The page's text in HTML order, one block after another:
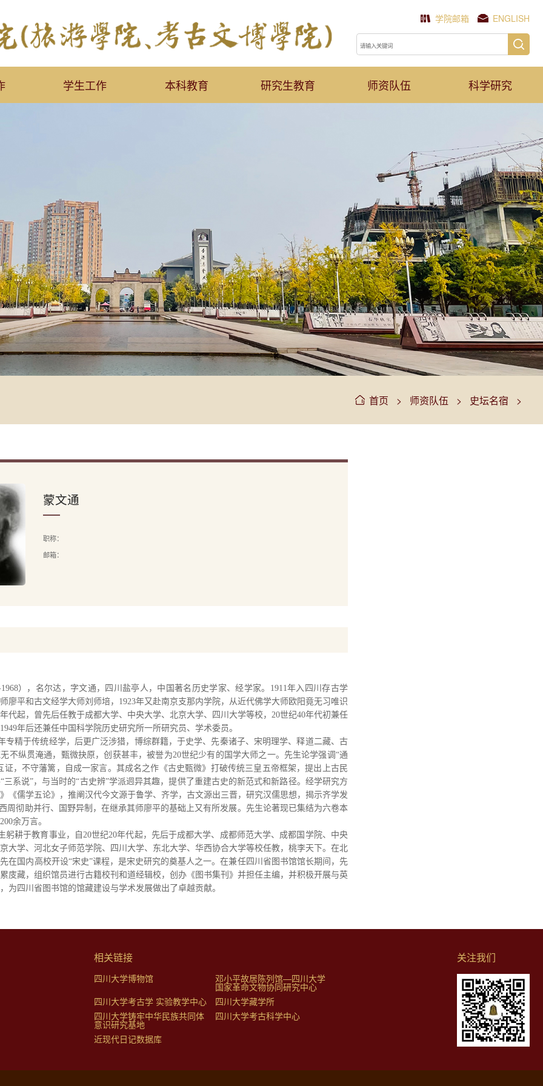
学院邮箱 ENGLISH
学生工作 本科教育 研究生教育 师资队伍 科学研究
首页 > 师资队伍 > 史坛名宿 >
蒙文通
职称：
邮箱：
），名尔达，字文通，四川盐亭人，中国著名历史学家、经学家。1911年入四川存古学
廖平和古文经学大师刘师培，1923年又赴南京支那内学院，从近代佛学大师欧阳竟无习唯识
代起，曾先后任教于成都大学、中央大学、北京大学、四川大学等校，20世纪40年代初兼任
年后还兼任中国科学院历史研究所一所研究员、学术委员。
专精于传统经学，后更广泛涉猎，博综群籍，于史学、先秦诸子、宋明理学、释道二藏、古
不纵贯淹通，甄微抉原，创获甚丰，被誉为20世纪少有的国学大师之一。先生论学强调“通
证，不守藩篱，自成一家言。其成名之作《古史甄微》打破传统三皇五帝框架，提出上古民
三系说”，与当时的“古史辨”学派迥异其趣，提供了重建古史的新范式和新路径。经学研究方
《儒学五论》，推阐汉代今文源于鲁学、齐学，古文源出三晋，研究汉儒思想，揭示齐学发
周彻助并行、国野异制，在继承其师廖平的基础上又有所发展。先生论著现已集结为六卷本
余万言。
躬耕于教育事业，自 20世纪20年代起，先后于成都大学、成都师范大学、成都国学院、中央
大学、河北女子师范学院、四川大学、东北大学、华西协合大学等校任教，桃李天下。在北
在国内高校开设“宋史”课程，是宋史研究的奠基人之一。在兼任四川省图书馆馆长期间，先
庋藏，组织馆员进行古籍校刊和道经辑校，创办《图书集刊》并担任主编，并积极开展与英
为四川省图书馆的馆藏建设与学术发展做出了卓越贡献。
相关链接
四川大学博物馆 邓小平故居陈列馆—四川大学
国家革命文物协同研究中心
四川大学考古学 实验教学中心
四川大学藏学所
四川大学铸牢中华民族共同体
意识研究基地
四川大学考古科学中心
近现代日记数据库
关注我们